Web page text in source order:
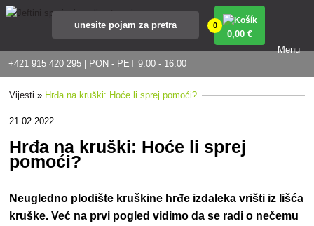
+421 915 420 295 | PON - PET 9:00 - 16:00
0
0,00 €
Menu
Vijesti » Hrđa na kruški: Hoće li sprej pomoći?
21.02.2022
Hrđa na kruški: Hoće li sprej
pomoći?
Neugledno plodište kruškine hrđe izdaleka vrišti iz lišća
kruške. Već na prvi pogled vidimo da se radi o nečemu